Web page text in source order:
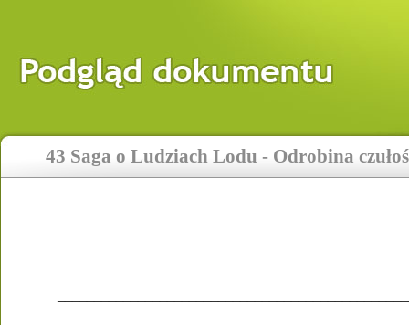
43 Saga o Ludziach Lodu - Odrobina